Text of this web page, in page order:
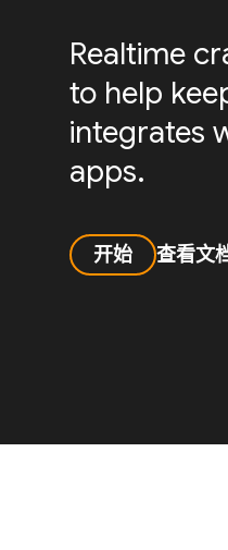
Realtime
to help
integrates
apps.
开始 查看文